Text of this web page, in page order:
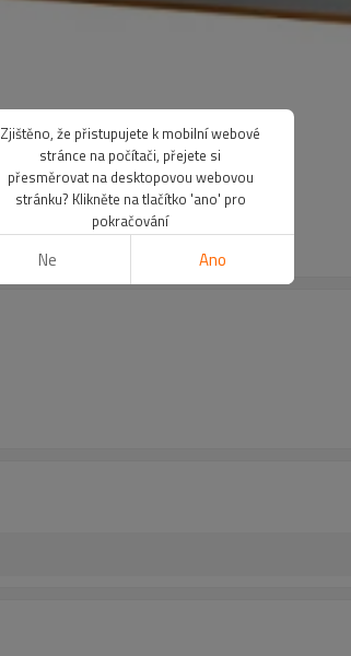
Zjištěno, že přistupujete k mobilní webové
stránce na počítači, přejete si
přesměrovat na desktopovou webovou
stránku? Klikněte na tlačítko 'ano' pro
pokračování
Ne Ano